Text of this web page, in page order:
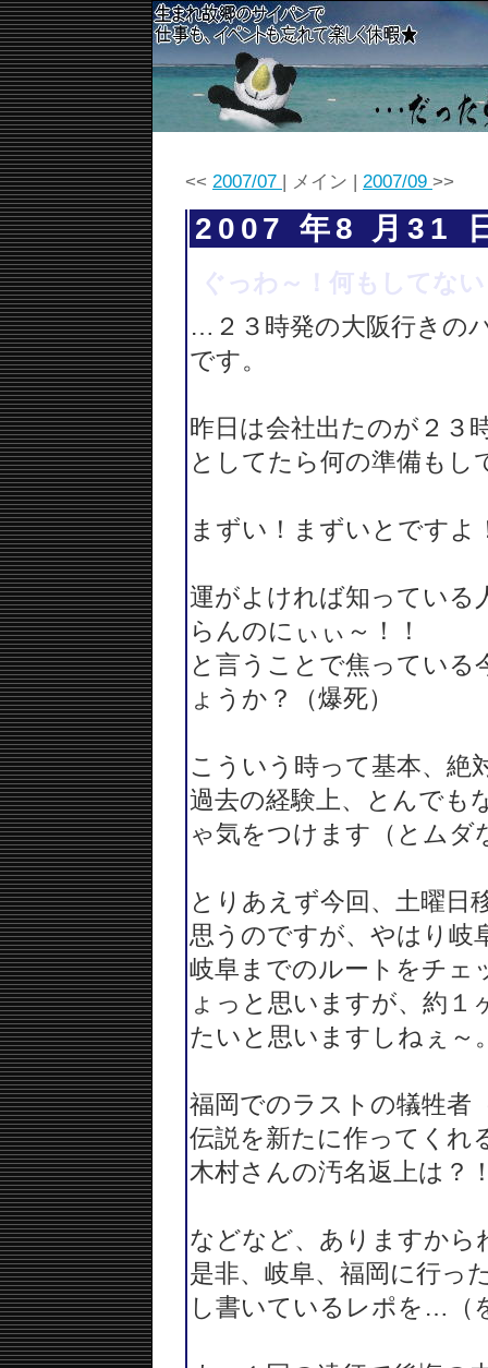
<< 2007/07 | メイン | 2007/09 >>
2007 年8 月31
ぐっわ～！何もしてな
…２３時発の大阪行きの
です。
昨日は会社出たのが２３
としてたら何の準備もし
まずい！まずいとですよ
運がよければ知っている
らんのにぃぃ～！！
と言うことで焦ってい
ょうか？（爆死）
こういう時って基本、絶
過去の経験上、とんでも
ゃ気をつけます（とムダ
とりあえず今回、土曜日
思うのですが、やはり
岐阜までのルートをチェ
ょっと思いますが、約１
たいと思いますしねぇ～
福岡でのラストの犠牲者
伝説を新たに作ってくれ
木村さんの汚名返上は？
などなど、ありますから
是非、岐阜、福岡に行っ
し書いているレポを…（